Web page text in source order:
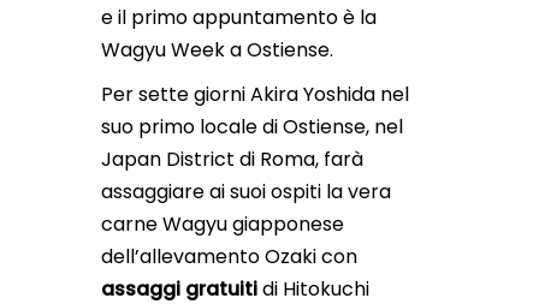
e il primo appuntamento è la
Wagyu Week a Ostiense.
Per sette giorni Akira Yoshida nel
suo primo locale di Ostiense, nel
Japan District di Roma, farà
assaggiare ai suoi ospiti la vera
carne Wagyu giapponese
dell’allevamento Ozaki con
assaggi gratuitidi Hitokuchi